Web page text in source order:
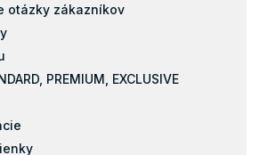
otázky zákazníkov
PREMIUM, EXCLUSIVE